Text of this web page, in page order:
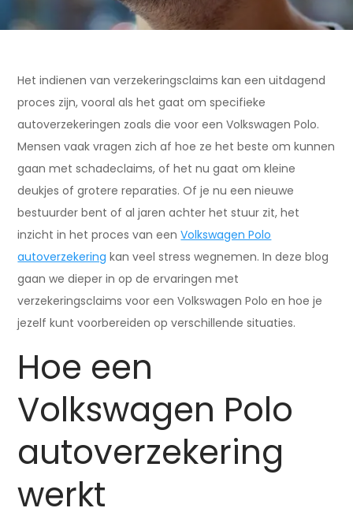
Het indienen van verzekeringsclaims kan een uitdagend
proces zijn, vooral als het gaat om specifieke
autoverzekeringen zoals die voor een Volkswagen Polo.
Mensen vaak vragen zich af hoe ze het beste om kunnen
gaan met schadeclaims, of het nu gaat om kleine
deukjes of grotere reparaties. Of je nu een nieuwe
bestuurder bent of al jaren achter het stuur zit, het
inzicht in het proces van eenVolkswagen Polo
autoverzekering kan veel stress wegnemen. In deze blog
gaan we dieper in op de ervaringen met
verzekeringsclaims voor een Volkswagen Polo en hoe je
jezelf kunt voorbereiden op verschillende situaties.
Hoe een
Volkswagen Polo
autoverzekering
werkt